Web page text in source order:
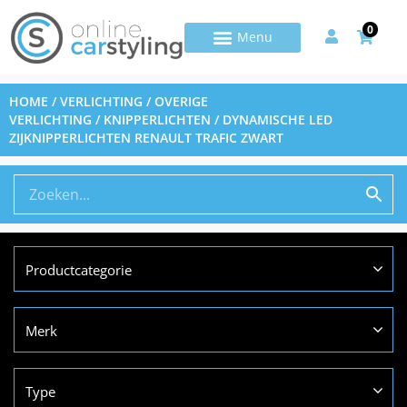
0
HOME /VERLICHTING /OVERIGE
VERLICHTING / KNIPPERLICHTEN / DYNAMISCHE LED
ZIJKNIPPERLICHTEN RENAULT TRAFIC ZWART
Productcategorie
Merk
Type